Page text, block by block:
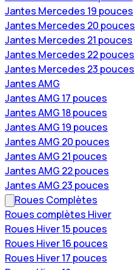
Jantes Mercedes 19 pouces
Jantes Mercedes 20 pouces
Jantes Mercedes 21 pouces
Jantes Mercedes 22 pouces
Jantes Mercedes 23 pouces
Jantes AMG
Jantes AMG 17 pouces
Jantes AMG 18 pouces
Jantes AMG 19 pouces
Jantes AMG 20 pouces
Jantes AMG 21 pouces
Jantes AMG 22 pouces
Jantes AMG 23 pouces
Roues Complètes
Roues complètes Hiver
Roues Hiver 15 pouces
Roues Hiver 16 pouces
Roues Hiver 17 pouces